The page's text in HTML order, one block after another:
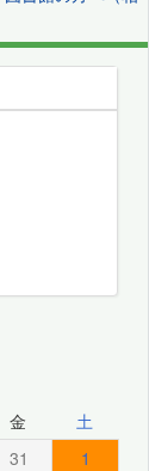
金 土
31 1